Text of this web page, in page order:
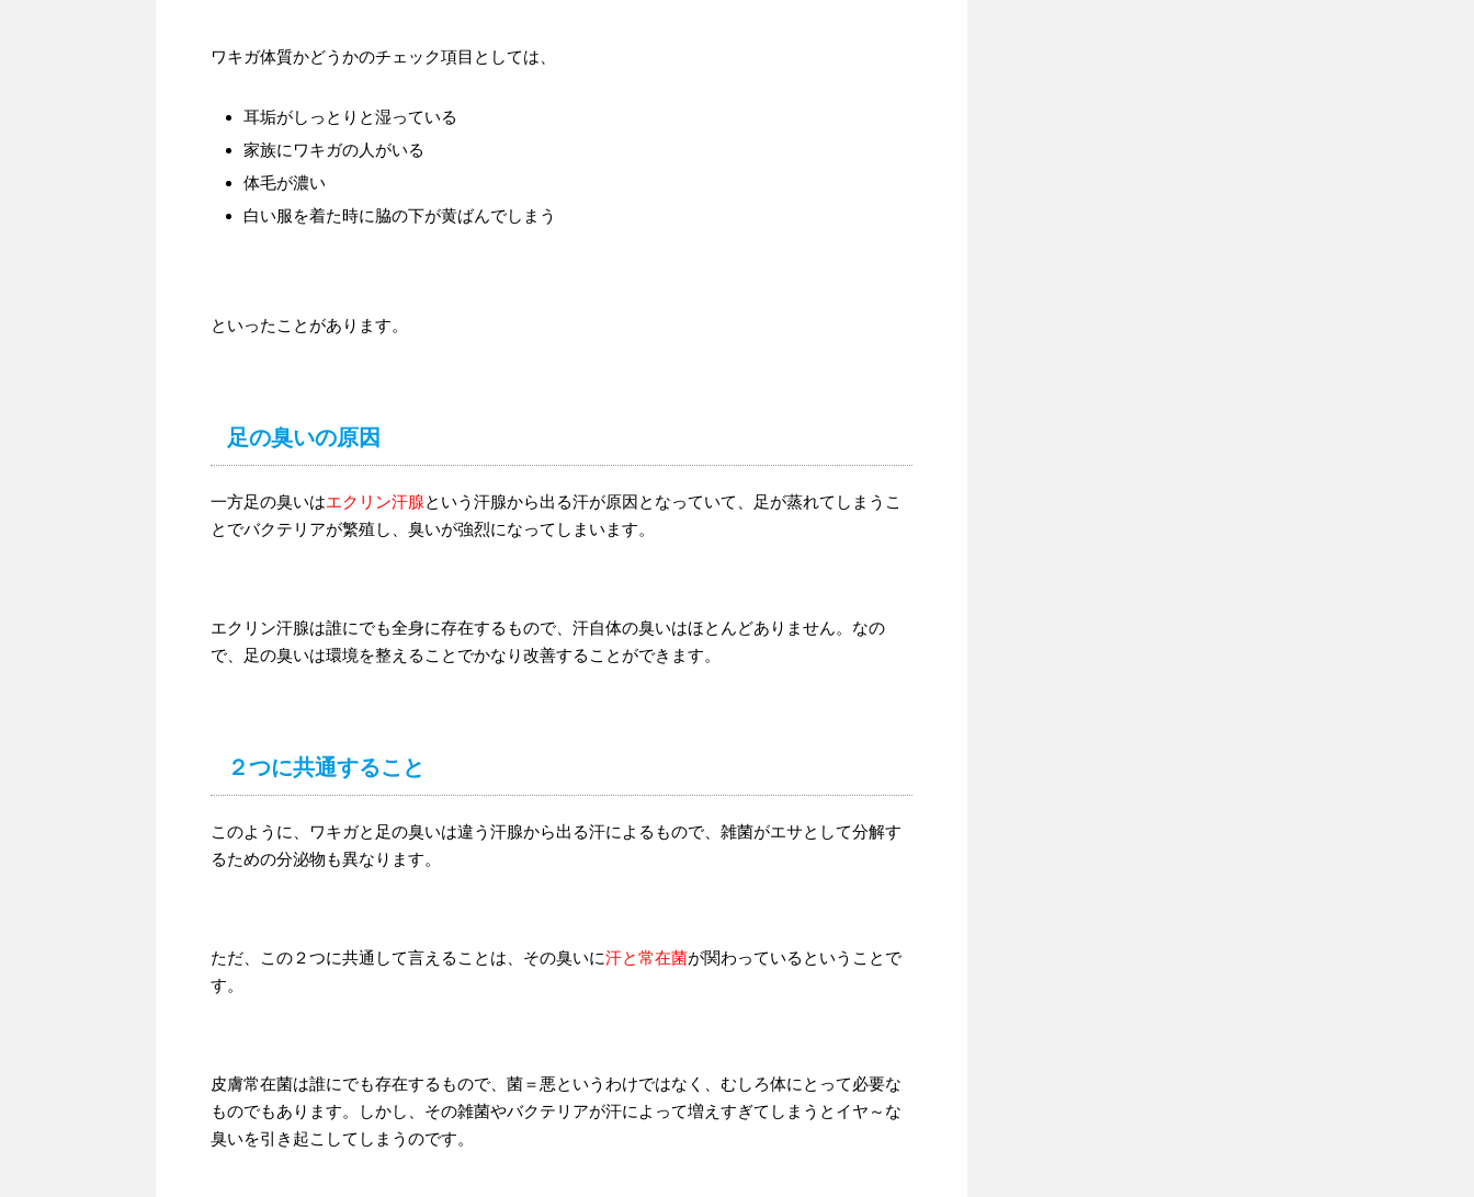
ワキガ体質かどうかのチェック項目としては、
耳垢がしっとりと湿っている
家族にワキガの人がいる
体毛が濃い
白い服を着た時に脇の下が黄ばんでしまう
といったことがあります。
足の臭いの原因
一方足の臭いはエクリン汗腺という汗腺から出る汗が原因となっていて、足が蒸れてしまうこ
とでバクテリアが繁殖し、臭いが強烈になってしまいます。
エクリン汗腺は誰にでも全身に存在するもので、汗自体の臭いはほとんどありません。なの
で、足の臭いは環境を整えることでかなり改善することができます。
２つに共通すること
このように、ワキガと足の臭いは違う汗腺から出る汗によるもので、雑菌がエサとして分解す
るための分泌物も異なります。
ただ、この２つに共通して言えることは、その臭いに汗と常在菌が関わっているということで
す。
皮膚常在菌は誰にでも存在するもので、菌＝悪というわけではなく、むしろ体にとって必要な
ものでもあります。しかし、その雑菌やバクテリアが汗によって増えすぎてしまうとイヤ～な
臭いを引き起こしてしまうのです。